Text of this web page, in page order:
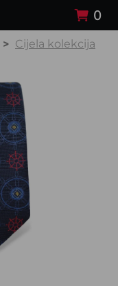
0
Cijela kolekcija